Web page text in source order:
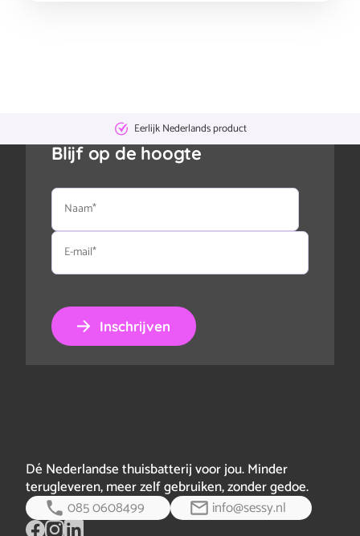
Eerlijk Nederlands product
Blijf op de hoogte
Naam
E-
mail
Inschrijven
Dé Nederlandse thuisbatterij voor jou. Minder
terugleveren, meer zelf gebruiken, zonder gedoe.
085 0608499
info@sessy.nl